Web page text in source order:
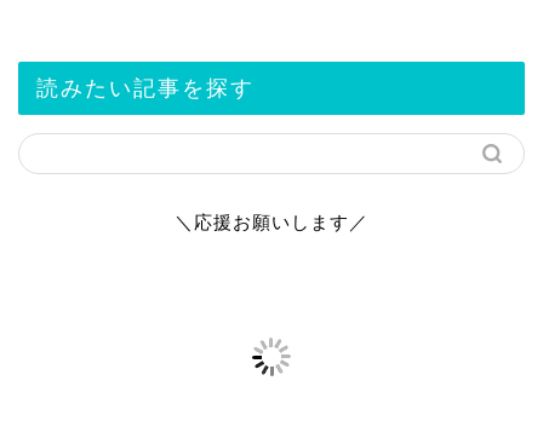
読みたい記事を探す
＼応援お願いします／